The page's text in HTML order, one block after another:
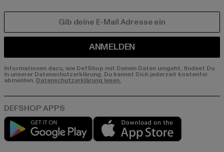
ANMELDEN
Informationen dazu, wie DefShop mit Deinen Daten umgeht, findest Du
in unserer Datenschutzerklärung. Du kannst Dich jederzeit kostenfei
abmelden. Datenschutzerklärung lesen.
Play market